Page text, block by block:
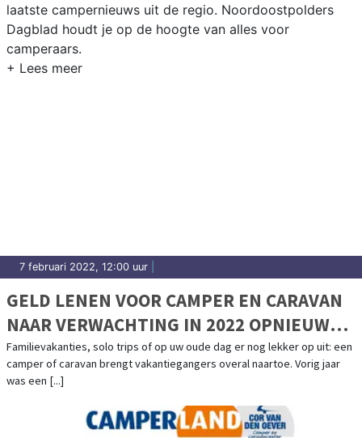
laatste campernieuws uit de regio. Noordoostpolders
Dagblad houdt je op de hoogte van alles voor
camperaars.
7 februari 2022, 12:00 uur
GELD LENEN VOOR CAMPER EN CARAVAN
NAAR VERWACHTING IN 2022 OPNIEUW
POPULAIR
Familievakanties, solo trips of op uw oude dag er nog lekker op uit: een
camper of caravan brengt vakantiegangers overal naartoe. Vorig jaar
was een [...]